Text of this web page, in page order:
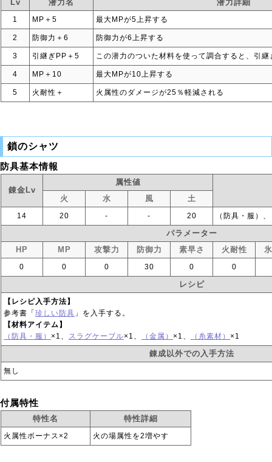
Lv 潜力名 潜力詳細
1 MP＋5 最大MPが5上昇する
2 防御力＋6 防御力が6上昇する
3 引継ぎPP＋5 この潜力のついた材料を使って調合すると、引
4 MP＋10 最大MPが10上昇する
5 火耐性＋ 火属性のダメージが25％軽減される
鎖のシャツ
防具基本情報
錬金Lv
属性値
火
水 風 土
14 20 ‐ ‐ 20 （防具・服）
パラメーター
HP
MP 攻撃力 防御力 素早さ 火耐性
0 0 0 30 0 0
レシピ
【レシピ入手方法】
参考書「 珍しい防具 」を入手する。
【材料アイテム】
（防具・服） ×1、 スラグケーブル×1、 （金属） ×1、 （糸素材） ×1
錬成以外での入手方法
無し
付属特性
特性名 特性詳細
火属性ボーナス×2 火の場属性を2増やす